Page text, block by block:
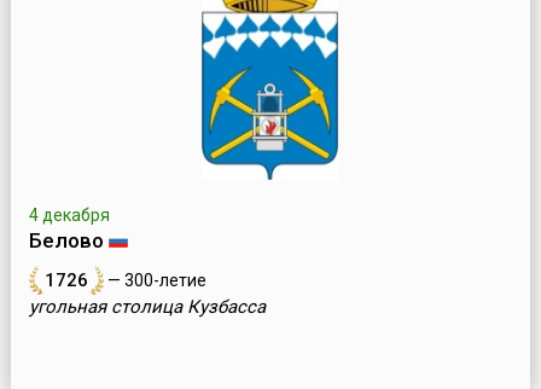
4 декабря
Белово
1726 — 300-летие
угольная столица Кузбасса